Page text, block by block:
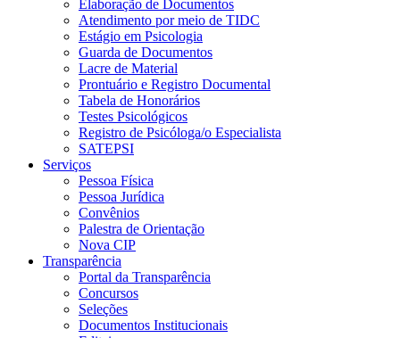
Elaboração de Documentos
Atendimento por meio de TIDC
Estágio em Psicologia
Guarda de Documentos
Lacre de Material
Prontuário e Registro Documental
Tabela de Honorários
Testes Psicológicos
Registro de Psicóloga/o Especialista
SATEPSI
Serviços
Pessoa Física
Pessoa Jurídica
Convênios
Palestra de Orientação
Nova CIP
Transparência
Portal da Transparência
Concursos
Seleções
Documentos Institucionais